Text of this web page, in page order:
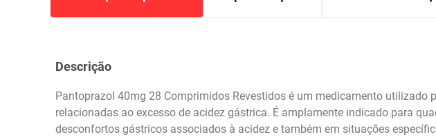
Descrição
Pantoprazol 40mg 28 Comprimidos Revestidos é um medicamento
relacionadas ao excesso de acidez gástrica. É amplamente indicado para
desconfortos gástricos associados à acidez e também em situações